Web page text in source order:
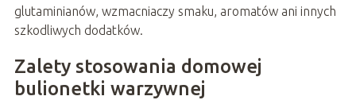
glutaminianów, wzmacniaczy smaku, aromatów ani innych
szkodliwych dodatków.
Zalety stosowania domowej
bulionetki warzywnej